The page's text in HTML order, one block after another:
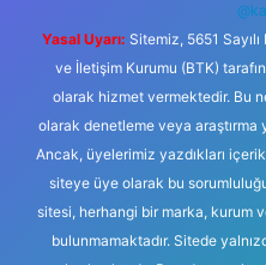
Yasal Uyarı: Sitemiz, 5651
ve İletişim Kurumu (BTK)
olarak hizmet vermektedir. Bu
olarak denetleme veya araştırma
Ancak, üyelerimiz yazdıkları
siteye üye olarak bu
sitesi, herhangi bir marka, kurum
bulunmamaktadır. Sitede